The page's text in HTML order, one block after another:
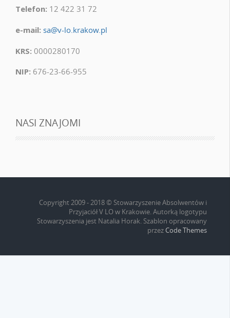
Telefon: 12 422 31 72
e-mail: sa@v-lo.krakow.pl
KRS: 0000280170
NIP: 676-23-66-955
NASI ZNAJOMI
Copyright 2009 - 2018 © Stowarzyszenie Absolwentów i
Przyjaciół V LO w Krakowie. Autorką logotypu
Stowarzyszenia jest Natalia Horak. Szablon opracowany
przezCode Themes